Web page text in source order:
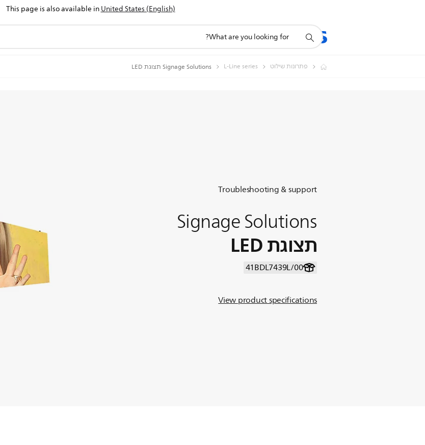
This page is also available inUnited States (English)
מוצרים תמיכה
תמיכה
בסמל
פתרונות שילוט L-Line series Signage Solutions תצוגת LED
Troubleshooting & support
Signage Solutions
תצוגת LED
41BDL7439L/00
View product specifications